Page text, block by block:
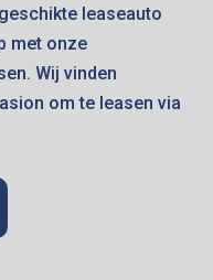
leaseauto
met onze
Wij vinden
om te leasen via